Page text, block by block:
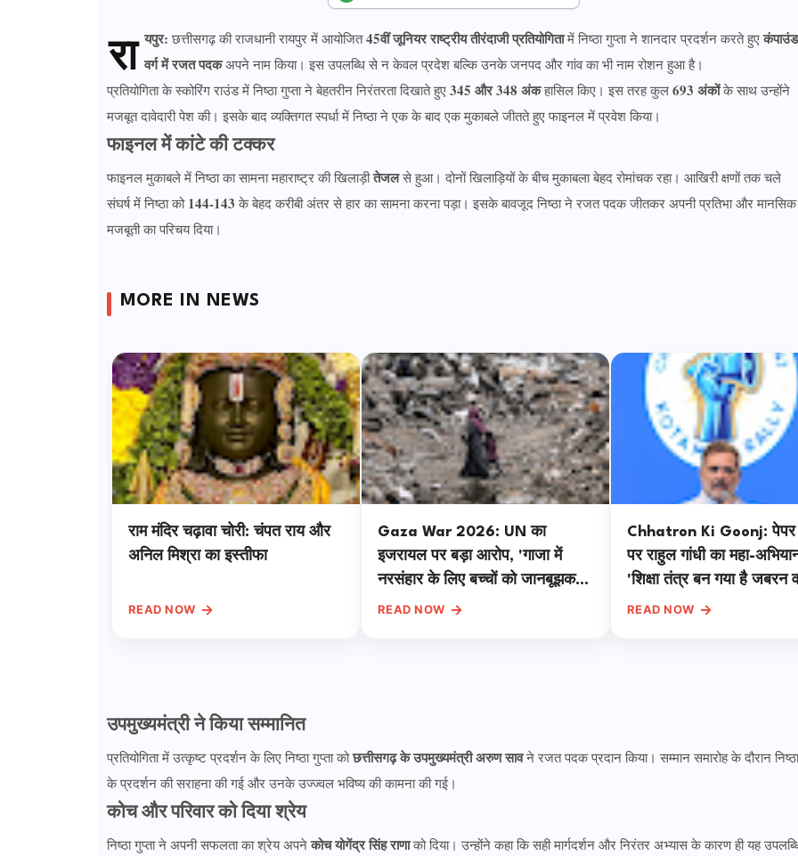
रा यपुर: छत्तीसगढ़ की राजधानी रायपुर में आयोजित45वीं जूनियर राष्ट्रीय तीरंदाजी प्रतियोगितामें निष्ठा गुप्ता ने शानदार प्रदर्शन करते हुएकंपाउंड
वर्ग में रजत पदकअपने नाम किया। इस उपलब्धि से न केवल प्रदेश बल्कि उनके जनपद और गांव का भी नाम रोशन हुआ है।
प्रतियोगिता के स्कोरिंग राउंड में निष्ठा गुप्ता ने बेहतरीन निरंतरता दिखाते हुए 345 और 348 अंकहासिल किए। इस तरह कुल 693 अंकोंके साथ उन्होंने
मजबूत दावेदारी पेश की। इसके बाद व्यक्तिगत स्पर्धा में निष्ठा ने एक के बाद एक मुकाबले जीतते हुए फाइनल में प्रवेश किया।
फाइनल में कांटे की टक्कर
फाइनल मुकाबले में निष्ठा का सामना महाराष्ट्र की खिलाड़ीतेजलसे हुआ। दोनों खिलाड़ियों के बीच मुकाबला बेहद रोमांचक रहा। आखिरी क्षणों तक चले
संघर्ष में निष्ठा को 144-143 के बेहद करीबी अंतर से हार का सामना करना पड़ा। इसके बावजूद निष्ठा ने रजत पदक जीतकर अपनी प्रतिभा और मानसिक
मजबूती का परिचय दिया।
MORE IN NEWS
राम मंदिर चढ़ावा चोरी: चंपत राय और
अनिल मिश्रा का इस्तीफा
READ NOW →
Gaza War 2026: UN का
इजरायल पर बड़ा आरोप, 'गाजा में
नरसंहार के लिए बच्चों को जानबूझकर
बना रहे निशाना'
READ NOW →
Chhatron Ki Goonj: पेपर
पर राहुल गांधी का महा-
'शिक्षा तंत्र बन गया है जबरन
मशीन'
READ NOW →
उपमुख्यमंत्री ने किया सम्मानित
प्रतियोगिता में उत्कृष्ट प्रदर्शन के लिए निष्ठा गुप्ता कोछत्तीसगढ़ के उपमुख्यमंत्री अरुण सावने रजत पदक प्रदान किया। सम्मान समारोह के दौरान निष्ठा
के प्रदर्शन की सराहना की गई और उनके उज्ज्वल भविष्य की कामना की गई।
कोच और परिवार को दिया श्रेय
निष्ठा गुप्ता ने अपनी सफलता का श्रेय अपनेकोच योगेंद्र सिंह राणाको दिया। उन्होंने कहा कि सही मार्गदर्शन और निरंतर अभ्यास के कारण ही यह